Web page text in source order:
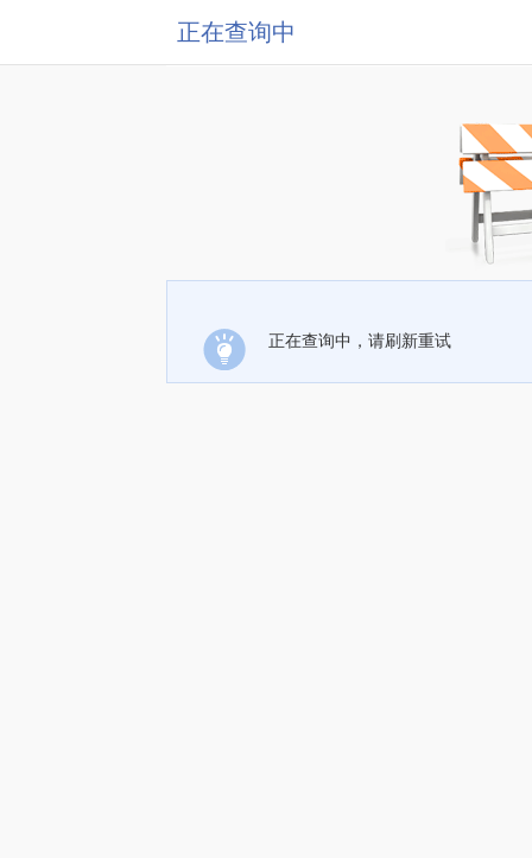
正在查询中
正在查询中，请刷新重试